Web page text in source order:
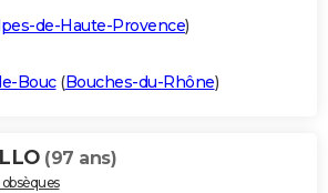
de-Haute-Provence)
Bouc(Bouches-du-Rhône)
(97 ans)